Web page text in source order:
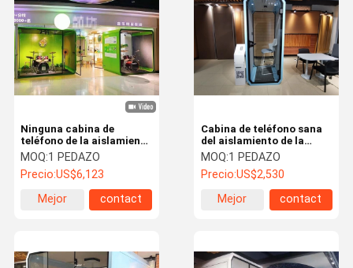
Productos
Fábrica
Cabina de teléfono sana
del aislamiento de la
interfaz USB
MOQ:1 PEDAZO
Precio:US$2,530
Mejor
contact
Ninguna cabina de
teléfono de la aislamiento
de la oficina que
perturba, cabina de la
llamada de oficina fácil
MOQ:1 PEDAZO
Precio:US$6,123
Mejor
contact